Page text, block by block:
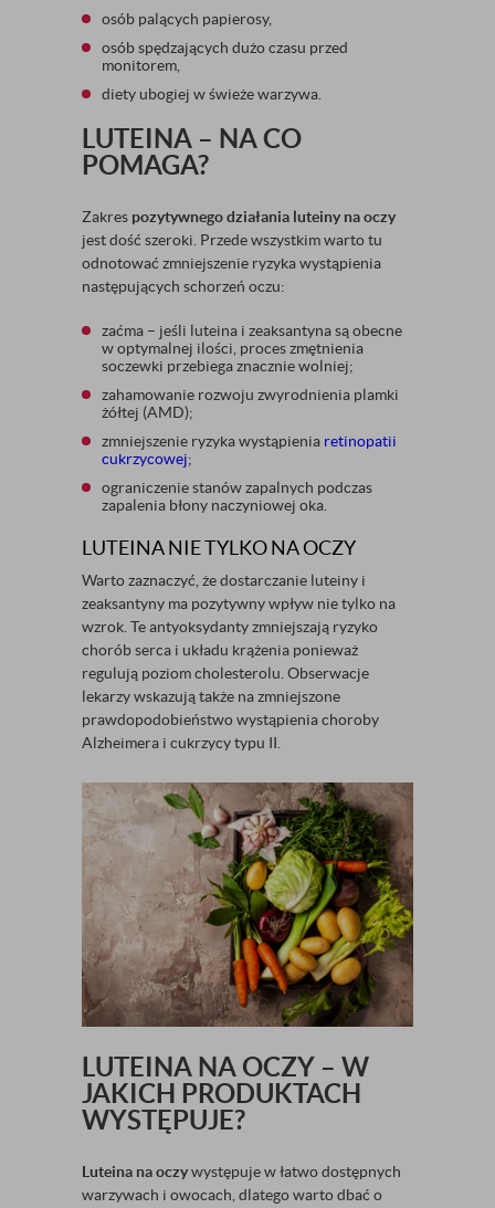
osób palących papierosy,
osób spędzających dużo czasu przed
monitorem,
diety ubogiej w świeże warzywa.
LUTEINA – NA CO
POMAGA?
Zakres pozytywnego działania luteiny na oczy
jest dość szeroki. Przede wszystkim warto tu
odnotować zmniejszenie ryzyka wystąpienia
następujących schorzeń oczu:
zaćma – jeśli luteina i zeaksantyna są obecne
w optymalnej ilości, proces zmętnienia
soczewki przebiega znacznie wolniej;
zahamowanie rozwoju zwyrodnienia plamki
żółtej (AMD);
zmniejszenie ryzyka wystąpienia retinopatii
cukrzycowej;
ograniczenie stanów zapalnych podczas
zapalenia błony naczyniowej oka.
LUTEINA NIE TYLKO NA OCZY
Warto zaznaczyć, że dostarczanie luteiny i
zeaksantyny ma pozytywny wpływ nie tylko na
wzrok. Te antyoksydanty zmniejszają ryzyko
chorób serca i układu krążenia ponieważ
regulują poziom cholesterolu. Obserwacje
lekarzy wskazują także na zmniejszone
prawdopodobieństwo wystąpienia choroby
Alzheimera i cukrzycy typu II.
LUTEINA NA OCZY – W
JAKICH PRODUKTACH
WYSTĘPUJE?
Luteina na oczywystępuje w łatwo dostępnych
warzywach i owocach, dlatego warto dbać o